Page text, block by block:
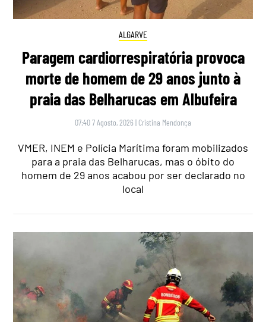
ALGARVE
Paragem cardiorrespiratória provoca
morte de homem de 29 anos junto à
praia das Belharucas em Albufeira
07:40 7 Agosto, 2026 | Cristina Mendonça
VMER, INEM e Polícia Marítima foram mobilizados
para a praia das Belharucas, mas o óbito do
homem de 29 anos acabou por ser declarado no
local